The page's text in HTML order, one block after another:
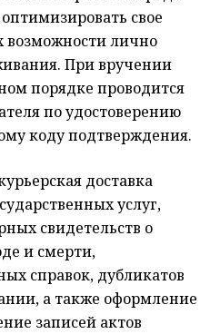
свое
лично
При вручении
порядке проводится
по удостоверению
коду подтверждения.
доставка
услуг,
свидетельств о
и смерти,
справок, дубликатов
а также оформление
записей актов